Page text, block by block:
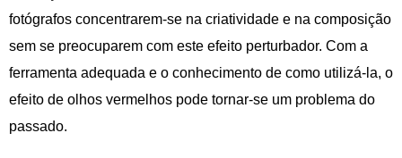
fotógrafos concentrarem-se na criatividade e na composição
sem se preocuparem com este efeito perturbador. Com a
ferramenta adequada e o conhecimento de como utilizá-la, o
efeito de olhos vermelhos pode tornar-se um problema do
passado.